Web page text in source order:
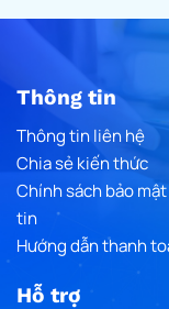
Thông tin
Thông tin liên hệ
Chia sẻ kiến thức
Chính sách bảo
tin
Hướng dẫn thanh
Hỗ trợ